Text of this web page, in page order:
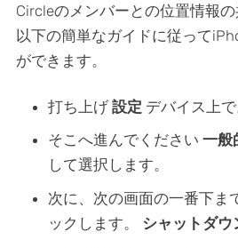
Circleのメンバーとの位置情報の
以下の簡単なガイドに従って
ができます。
打ち上げ 設定 デバイス上で
そこへ進んでください 一般
して選択します。
次に、次の画面の一番下ま
ックします。 シャットダウ